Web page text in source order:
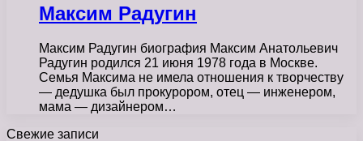
Максим Радугин
Максим Радугин биография Максим Анатольевич
Радугин родился 21 июня 1978 года в Москве.
Семья Максима не имела отношения к творчеству
— дедушка был прокурором, отец — инженером,
мама — дизайнером…
Свежие записи